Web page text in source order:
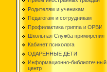
Родителям и ученикам
Педагогам и сотрудникам
Профилактика гриппа и ОРВИ
Школьная Служба примирения
Кабинет психолога
ОДАРЕННЫЕ ДЕТИ
Информационно-библиотечный
центр